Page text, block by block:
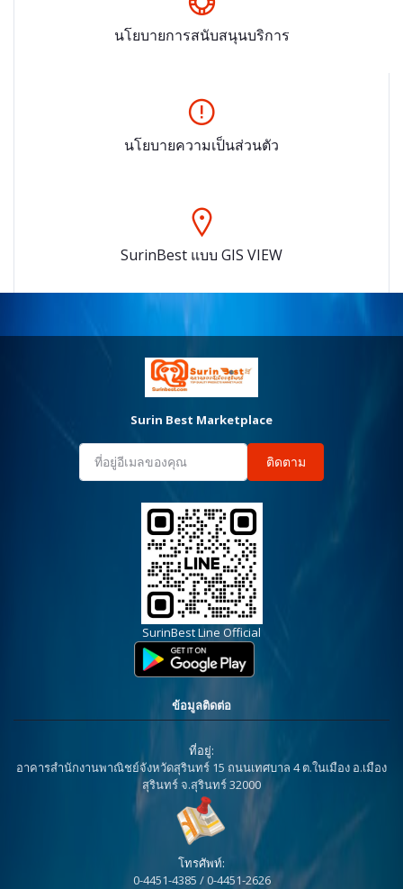
นโยบายการสนับสนุนบริการ
นโยบายความเป็นส่วนตัว
SurinBest แบบ GIS VIEW
Surin Best Marketplace
ติดตาม
SurinBest Line Official
ข้อมูลติดต่อ
ที่อยู่:
อาคารสำนักงานพาณิชย์จังหวัดสุรินทร์ 15 ถนนเทศบาล 4 ต.ในเมือง อ.เมือง
สุรินทร์ จ.สุรินทร์ 32000
โทรศัพท์:
0-4451-4385 / 0-4451-2626